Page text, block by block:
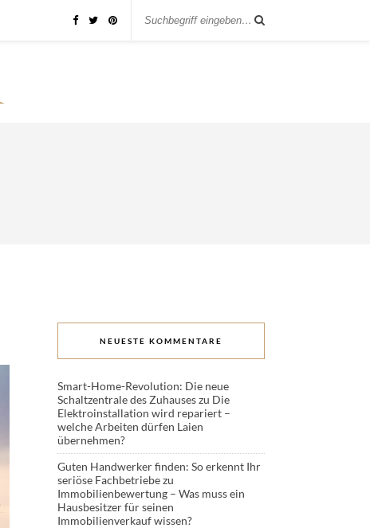
NEUESTE KOMMENTARE
Smart-Home-Revolution: Die neue
Schaltzentrale des Zuhauseszu Die
Elektroinstallation wird repariert –
welche Arbeiten dürfen Laien
übernehmen?
Guten Handwerker finden: So erkennt Ihr
seriöse Fachbetriebezu
Immobilienbewertung – Was muss ein
Hausbesitzer für seinen
Immobilienverkauf wissen?